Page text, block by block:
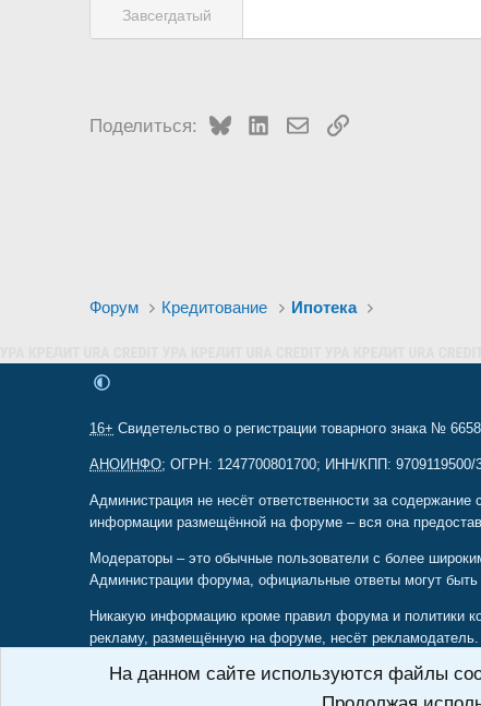
Завсегдатый
Поделиться: BlueskyLinkedInЭлектронная почта
Ссылка
Форум Кредитование Ипотека
16+ Свидетельство о регистрации товарного знака №
АНОИНФО; ОГРН: 1247700801700; ИНН/КПП: 9709119500/
Администрация не несёт ответственности за
информации размещённой на форуме – вся она
Модераторы – это обычные пользователи с более
Администрации форума, официальные ответы могут
Никакую информацию кроме правил форума и политики
рекламу, размещённую на форуме, несёт рекламодатель.
Учтите что только вы несёте ответственность за
открытой площадкой для обмена опытом разных людей,
На данном сайте используются файлы